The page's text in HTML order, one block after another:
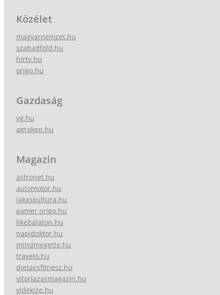
Közélet
magyarnemzet.hu
szabadfold.hu
hirtv.hu
origo.hu
Gazdaság
vg.hu
agrokep.hu
Magazin
astronet.hu
automotor.hu
lakaskultura.hu
gamer.origo.hu
likebalaton.hu
napidoktor.hu
mindmegette.hu
travelo.hu
dietaesfitnesz.hu
vitorlazasmagazin.hu
videkize.hu